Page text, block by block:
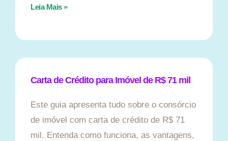
Leia Mais »
Carta de Crédito para Imóvel de R$ 71 mil
Este guia apresenta tudo sobre o consórcio
de imóvel com carta de crédito de R$ 71
mil. Entenda como funciona, as vantagens,